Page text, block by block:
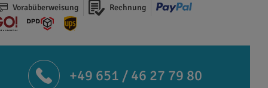
Vorabüberweisung Rechnung
+49 651 / 46 27 79 80